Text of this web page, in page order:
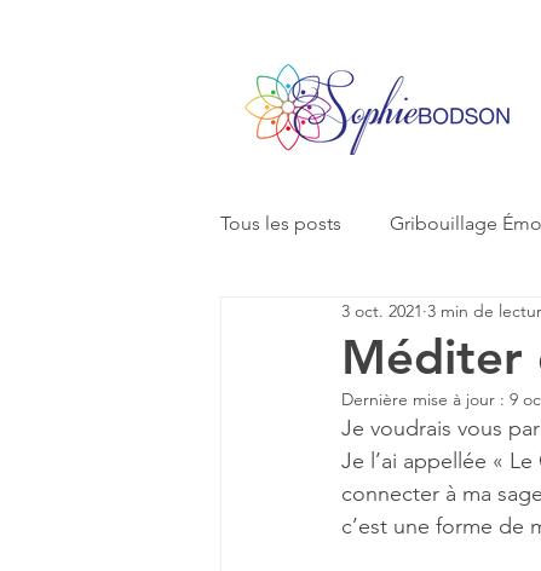
Tous les posts Gribouillage
Méditer
3 oct. 2021 3 min de
Dernière mise à jour : 9
Je voudrais vous
Je l’ai appellée «
connecter à ma
c’est une forme de